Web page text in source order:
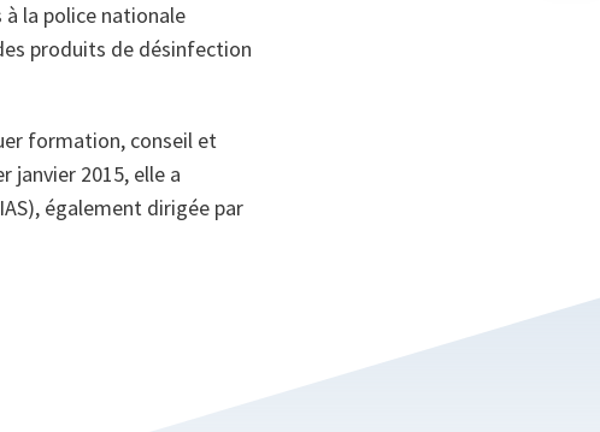
la police nationale
produits de désinfection
formation, conseil et
janvier 2015, elle a
également dirigée par